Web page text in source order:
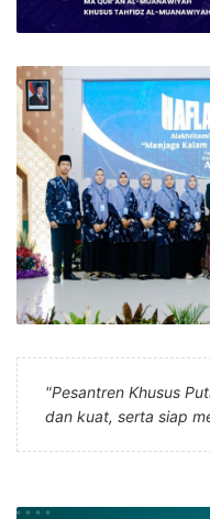
"Pesantren Khusus
dan kuat, serta siap